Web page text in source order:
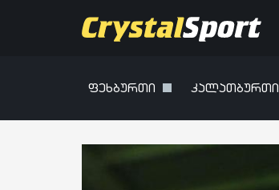
ფეხბურთი კალათბურთი